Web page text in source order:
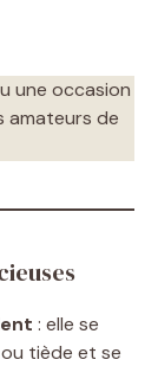
une occasion
amateurs de
: elle se
tiède et se